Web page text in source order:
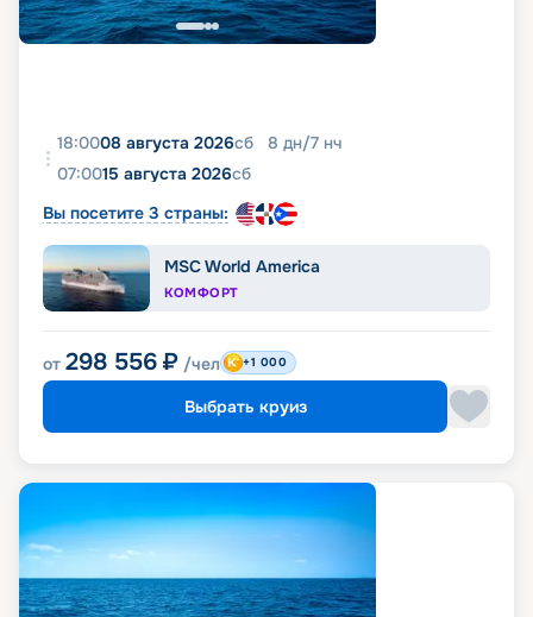
18:0008 августа 2026сб 8 дн/7 нч
07:0015 августа 2026сб
Вы посетите 3 страны:
MSC World America
КОМФОРТ
от 298 556 ₽ /чел +1 000
Выбрать круиз